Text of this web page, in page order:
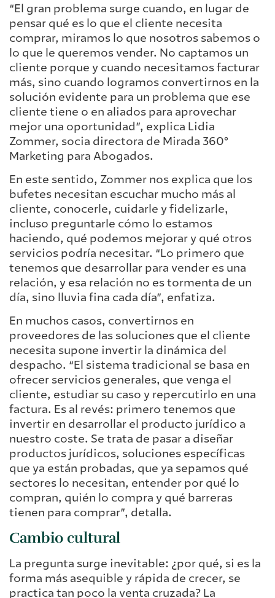
“El gran problema surge cuando, en lugar de
pensar qué es lo que el cliente necesita
comprar, miramos lo que nosotros sabemos o
lo que le queremos vender. No captamos un
cliente porque y cuando necesitamos facturar
más, sino cuando logramos convertirnos en la
solución evidente para un problema que ese
cliente tiene o en aliados para aprovechar
mejor una oportunidad”, explica Lidia
Zommer, socia directora de Mirada 360°
Marketing para Abogados.
En este sentido, Zommer nos explica que los
bufetes necesitan escuchar mucho más al
cliente, conocerle, cuidarle y fidelizarle,
incluso preguntarle cómo lo estamos
haciendo, qué podemos mejorar y qué otros
servicios podría necesitar. “Lo primero que
tenemos que desarrollar para vender es una
relación, y esa relación no es tormenta de un
día, sino lluvia fina cada día”, enfatiza.
En muchos casos, convertirnos en
proveedores de las soluciones que el cliente
necesita supone invertir la dinámica del
despacho. “El sistema tradicional se basa en
ofrecer servicios generales, que venga el
cliente, estudiar su caso y repercutirlo en una
factura. Es al revés: primero tenemos que
invertir en desarrollar el producto jurídico a
nuestro coste. Se trata de pasar a diseñar
productos jurídicos, soluciones específicas
que ya están probadas, que ya sepamos qué
sectores lo necesitan, entender por qué lo
compran, quién lo compra y qué barreras
tienen para comprar”, detalla.
Cambio cultural
La pregunta surge inevitable: ¿por qué, si es la
forma más asequible y rápida de crecer, se
practica tan poco la venta cruzada? La